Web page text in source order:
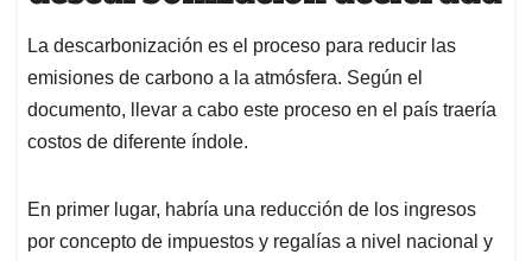
La descarbonización es el proceso para reducir las
emisiones de carbono a la atmósfera. Según el
documento, llevar a cabo este proceso en el país traería
costos de diferente índole.
En primer lugar, habría una reducción de los ingresos
por concepto de impuestos y regalías a nivel nacional y